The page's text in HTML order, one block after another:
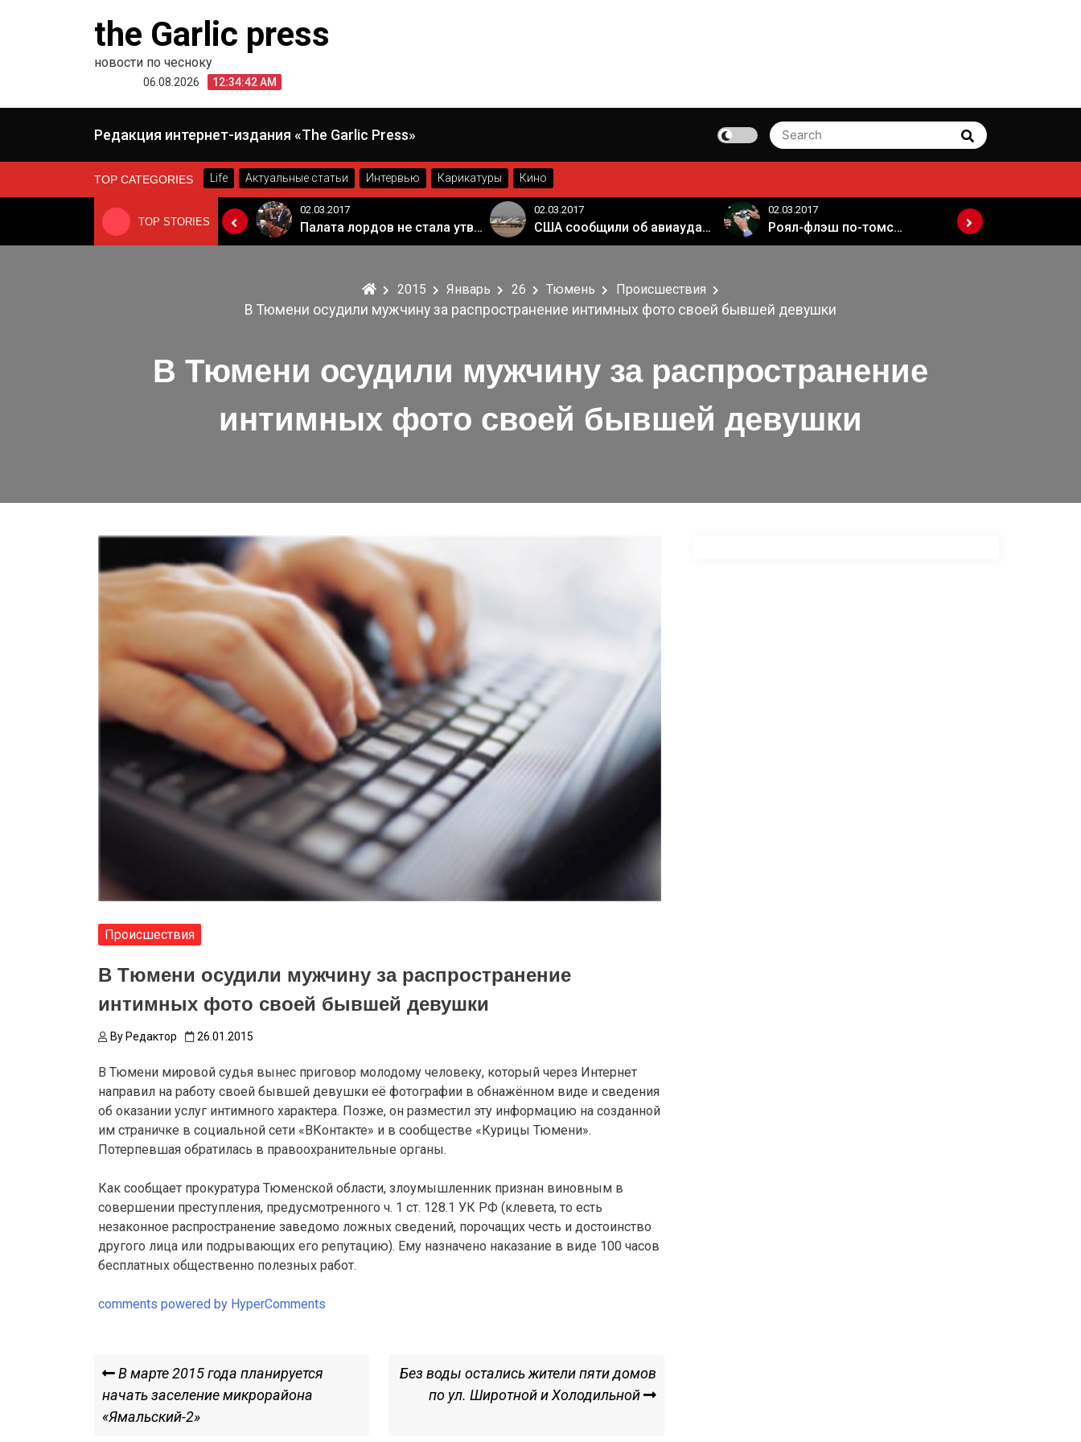
the Garlic press
новости по чесноку
06.08.2026 12:34:43 AM
Редакция интернет-издания «The Garlic Press»
Search
for:
Search
TOP CATEGORIES Life Актуальные статьи Интервью Карикатуры Кино
TOP STORIES
24.06.2019
Когда Россия разрешит полеты в Грузию. Позиция Кремля
02.03.2017
Палата лордов не стала утверждать законопроект о "брексите"
02.03.2017
США сообщили об авиаударе России по арабской коалиции в Сирии
02.03.2017
Роял-флэш по-томски
2015 Январь 26 Тюмень Происшествия
В Тюмени осудили мужчину за распространение интимных фото своей бывшей девушки
В Тюмени осудили мужчину за распространение
интимных фото своей бывшей девушки
Происшествия
В Тюмени осудили мужчину за распространение
интимных фото своей бывшей девушки
By Редактор 26.01.2015
В Тюмени мировой судья вынес приговор молодому человеку, который через Интернет
направил на работу своей бывшей девушки её фотографии в обнажённом виде и сведения
об оказании услуг интимного характера. Позже, он разместил эту информацию на созданной
им страничке в социальной сети «ВКонтакте» и в сообществе «Курицы Тюмени».
Потерпевшая обратилась в правоохранительные органы.
Как сообщает прокуратура Тюменской области, злоумышленник признан виновным в
совершении преступления, предусмотренного ч. 1 ст. 128.1 УК РФ (клевета, то есть
незаконное распространение заведомо ложных сведений, порочащих честь и достоинство
другого лица или подрывающих его репутацию). Ему назначено наказание в виде 100 часов
бесплатных общественно полезных работ.
comments powered by HyperComments
Навигация
по
Previous
Post
В марте 2015 года планируется
начать заселение микрорайона
«Ямальский-2»
Next
Без воды остались жители пяти домов
по ул. Широтной и Холодильной